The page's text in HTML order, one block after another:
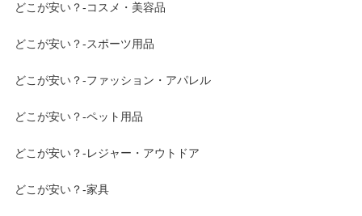
どこが安い？-コスメ・美容品
どこが安い？-スポーツ用品
どこが安い？-ファッション・アパレル
どこが安い？-ペット用品
どこが安い？-レジャー・アウトドア
どこが安い？-家具